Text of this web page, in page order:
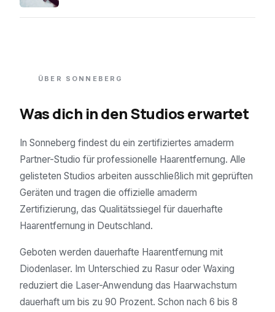
ÜBER SONNEBERG
Was dich in den Studios erwartet
In Sonneberg findest du ein zertifiziertes amaderm
Partner-Studio für professionelle Haarentfernung. Alle
gelisteten Studios arbeiten ausschließlich mit geprüften
Geräten und tragen die offizielle amaderm
Zertifizierung, das Qualitätssiegel für dauerhafte
Haarentfernung in Deutschland.
Geboten werden dauerhafte Haarentfernung mit
Diodenlaser. Im Unterschied zu Rasur oder Waxing
reduziert die Laser-Anwendung das Haarwachstum
dauerhaft um bis zu 90 Prozent. Schon nach 6 bis 8